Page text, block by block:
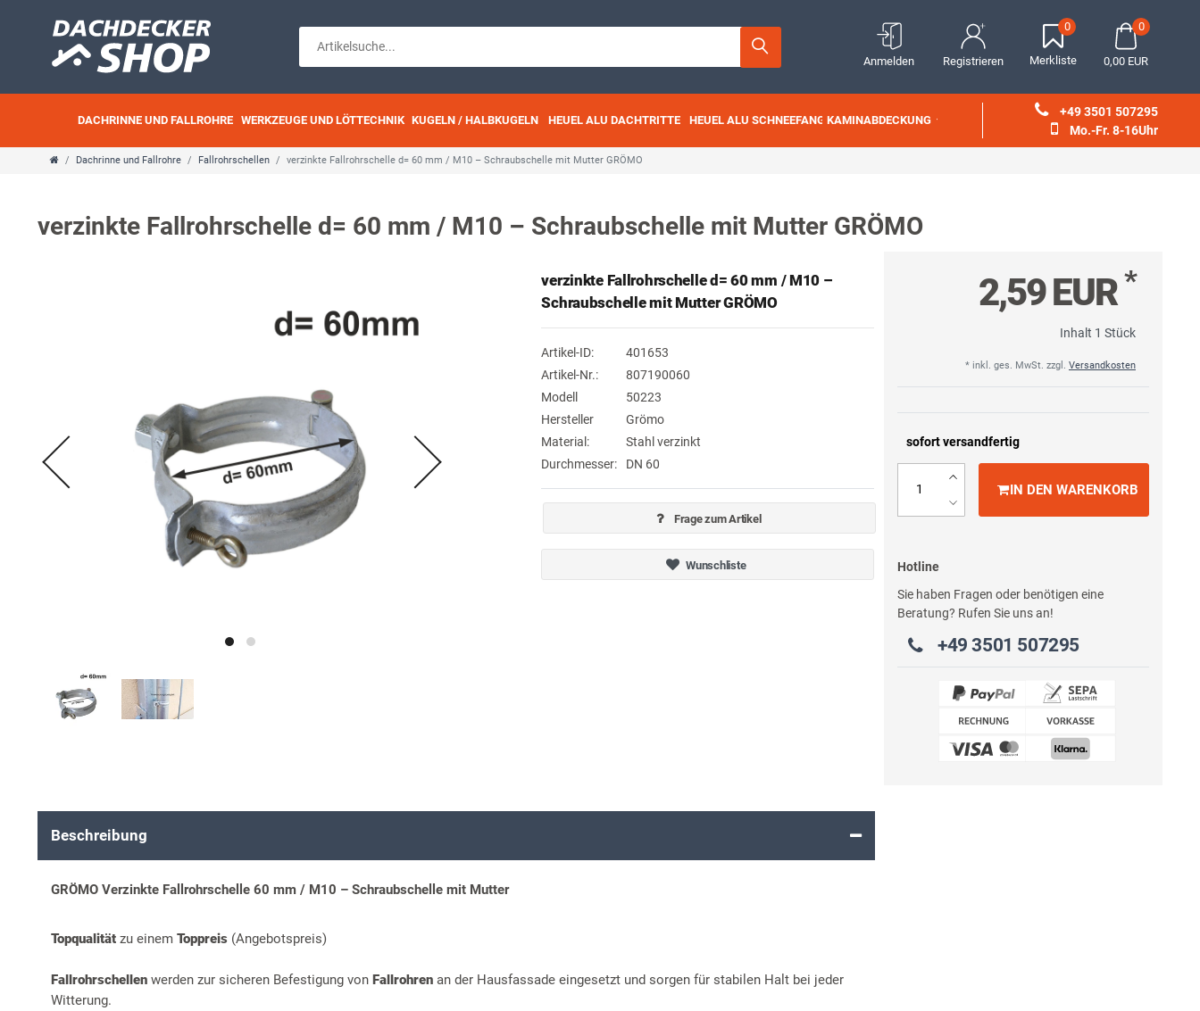
Anmelden Registrieren
0
Merkliste
0
0,00 EUR
DACHRINNE UND FALLROHRE WERKZEUGE UND LÖTTECHNIK KUGELN / HALBKUGELN HEUEL ALU DACHTRITTE HEUEL ALU SCHNEEFANG KAMINABDECKUNG
+49 3501 507295
Mo.-Fr. 8-16Uhr
Dachrinne und Fallrohre Fallrohrschellen verzinkte Fallrohrschelle d= 60 mm / M10 – Schraubschelle mit Mutter GRÖMO
verzinkte Fallrohrschelle d= 60 mm / M10 – Schraubschelle mit Mutter GRÖMO
2,59 EUR*
Inhalt 1 Stück
* inkl. ges. MwSt. zzgl. Versandkosten
sofort versandfertig
IN DEN WARENKORB
Hotline
Sie haben Fragen oder benötigen eine
Beratung? Rufen Sie uns an!
+49 3501 507295
verzinkte Fallrohrschelle d= 60 mm / M10 –
Schraubschelle mit Mutter GRÖMO
Artikel-ID:
401653
Artikel-Nr.:
807190060
Modell
50223
Hersteller
Grömo
Material:
Stahl verzinkt
Durchmesser:
DN 60
Frage zum Artikel
Wunschliste
Beschreibung
GRÖMO Verzinkte Fallrohrschelle 60 mm / M10 – Schraubschelle mit Mutter
Topqualität zu einem Toppreis (Angebotspreis)
Fallrohrschellen werden zur sicheren Befestigung von Fallrohren an der Hausfassade eingesetzt und sorgen für stabilen Halt bei jeder
Witterung.